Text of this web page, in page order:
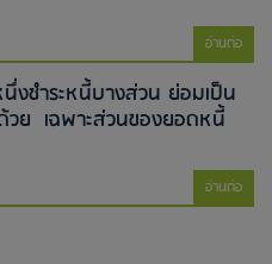
อ่านต่อ
ชำระหนี้บางส่วน ย่อมเป็น
วย เฉพาะส่วนของยอดหนี้
อ่านต่อ